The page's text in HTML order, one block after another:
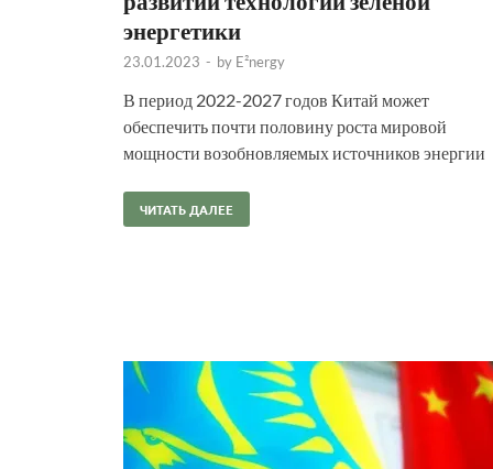
энергетики
23.01.2023 - by E²nergy
В период 2022-2027 годов Китай может
обеспечить почти половину роста мировой
мощности возобновляемых источников энергии
ЧИТАТЬ ДАЛЕЕ